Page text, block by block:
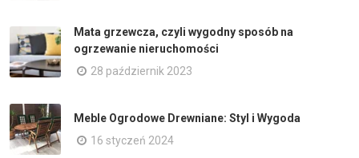
Mata grzewcza, czyli wygodny sposób na
ogrzewanie nieruchomości
28 październik 2023
Meble Ogrodowe Drewniane: Styl i Wygoda
16 styczeń 2024